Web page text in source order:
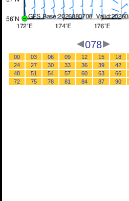
078
00 03 06 09 12 15 18
24
27 30 33 36 39 42
48
51 54 57 60 63 66
72
75 78 81 84 87 90